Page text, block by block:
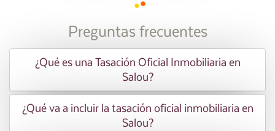
Preguntas frecuentes
¿Qué es una Tasación Oficial Inmobiliaria en
Salou?
¿Qué va a incluir la tasación oficial inmobiliaria en
Salou?